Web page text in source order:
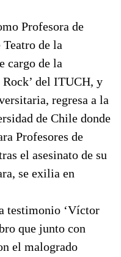
Profesora de
de la
cargo de la
del ITUCH, y
regresa a la
de Chile donde
Profesores de
el asesinato de su
se exilia en
testimonio ‘Víctor
que junto con
el malogrado